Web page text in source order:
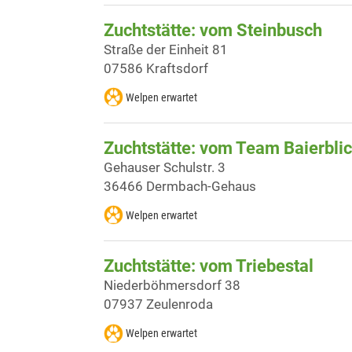
Zuchtstätte: vom Steinbusch
Straße der Einheit 81
07586 Kraftsdorf
Welpen erwartet
Zuchtstätte: vom Team
Gehauser Schulstr. 3
36466 Dermbach-Gehaus
Welpen erwartet
Zuchtstätte: vom Triebestal
Niederböhmersdorf 38
07937 Zeulenroda
Welpen erwartet